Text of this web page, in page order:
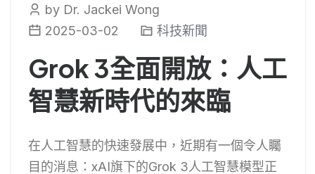
by Dr. Jackei Wong
2025-03-02
科技新聞
Grok 3全面開放：人工
智慧新時代的來臨
在人工智慧的快速發展中，近期有一個令人矚
目的消息：xAI旗下的Grok 3人工智慧模型正